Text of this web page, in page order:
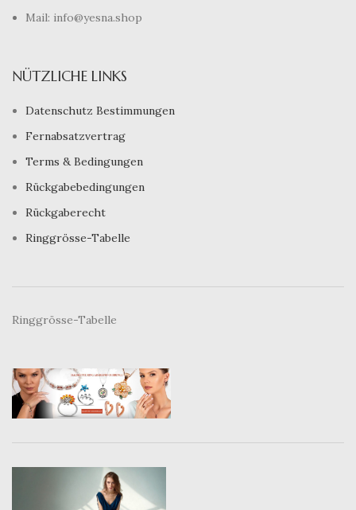
Mail: info@yesna.shop
NÜTZLICHE LINKS
Datenschutz Bestimmungen
Fernabsatzvertrag
Terms & Bedingungen
Rückgabebedingungen
Rückgaberecht
Ringgrösse-Tabelle
Ringgrösse-Tabelle